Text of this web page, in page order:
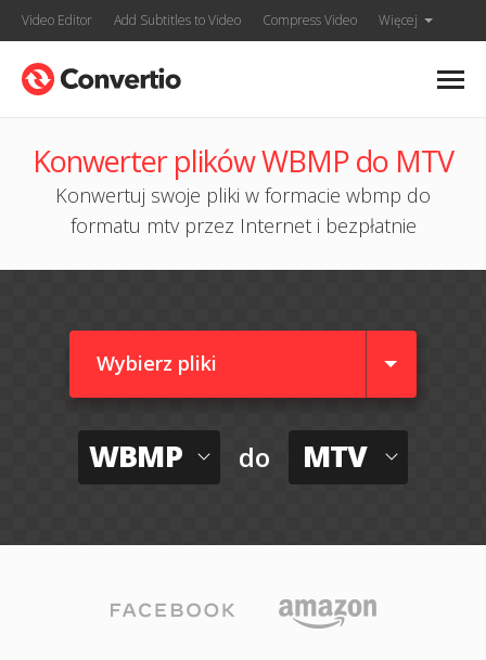
Video Editor Add Subtitles to Video Compress Video Więcej
Konwerter plików WBMP do MTV
Konwertuj swoje pliki w formacie wbmp do
formatu mtv przez Internet i bezpłatnie
Wybierz pliki
WBMP do MTV